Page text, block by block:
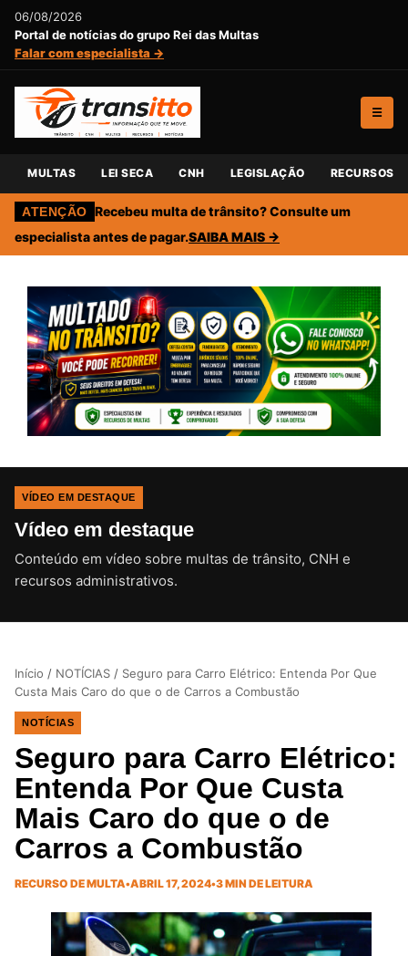
06/08/2026
Portal de notícias do grupo Rei das Multas
Falar com especialista →
☰
MULTAS LEI SECA CNH LEGISLAÇÃO RECURSOS
ATENÇÃO Recebeu multa de trânsito? Consulte um
especialista antes de pagar.SAIBA MAIS →
VÍDEO EM DESTAQUE
Vídeo em destaque
Conteúdo em vídeo sobre multas de trânsito, CNH e
recursos administrativos.CLIQUE PARA ATIVAR O SOM
Início / NOTÍCIAS / Seguro para Carro Elétrico: Entenda Por Que
Custa Mais Caro do que o de Carros a Combustão
NOTÍCIAS
Seguro para Carro Elétrico:
Entenda Por Que Custa
Mais Caro do que o de
Carros a Combustão
RECURSO DE MULTA•ABRIL 17, 2024•3 MIN DE LEITURA